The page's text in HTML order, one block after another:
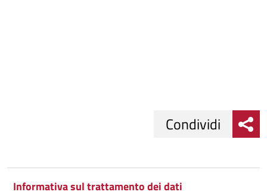
Condividi
Condividi
Informativa sul trattamento dei dati